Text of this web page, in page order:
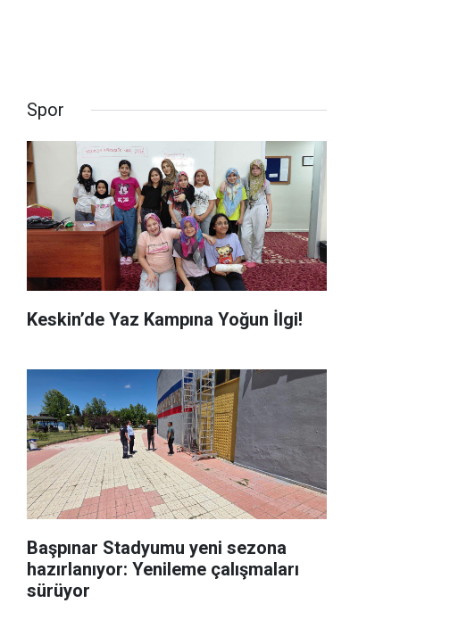
Spor
Keskin’de Yaz Kampına Yoğun İlgi!
Başpınar Stadyumu yeni sezona
hazırlanıyor: Yenileme çalışmaları
sürüyor